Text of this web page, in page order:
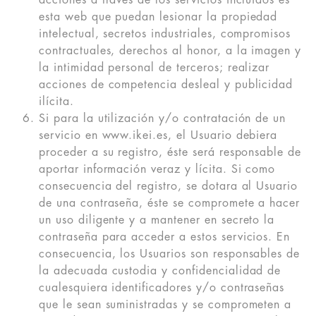
esta web que puedan lesionar la propiedad
intelectual, secretos industriales, compromisos
contractuales, derechos al honor, a la imagen y
la intimidad personal de terceros; realizar
acciones de competencia desleal y publicidad
ilícita.
Si para la utilización y/o contratación de un
servicio en www.ikei.es, el Usuario debiera
proceder a su registro, éste será responsable de
aportar información veraz y lícita. Si como
consecuencia del registro, se dotara al Usuario
de una contraseña, éste se compromete a hacer
un uso diligente y a mantener en secreto la
contraseña para acceder a estos servicios. En
consecuencia, los Usuarios son responsables de
la adecuada custodia y confidencialidad de
cualesquiera identificadores y/o contraseñas
que le sean suministradas y se comprometen a